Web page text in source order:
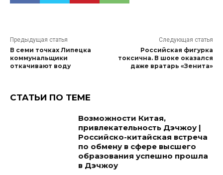
Предыдущая статья
В семи точках Липецка
коммунальщики
откачивают воду
Следующая статья
Российская фигурка
токсична. В шоке оказался
даже вратарь «Зенита»
СТАТЬИ ПО ТЕМЕ
Возможности Китая,
привлекательность Дэчжоу |
Российско-китайская встреча
по обмену в сфере высшего
образования успешно прошла
в Дэчжоу